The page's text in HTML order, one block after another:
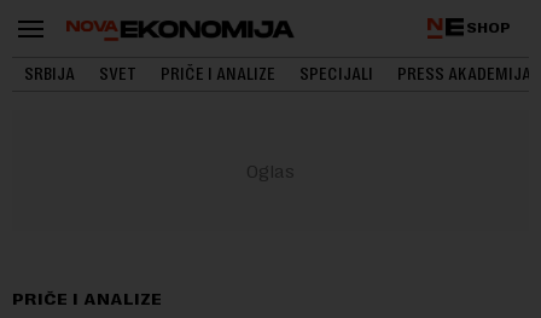
SHOP
SRBIJA SVET PRIČE I ANALIZE SPECIJALI PRESS AKADEMIJA
PRIČE I ANALIZE